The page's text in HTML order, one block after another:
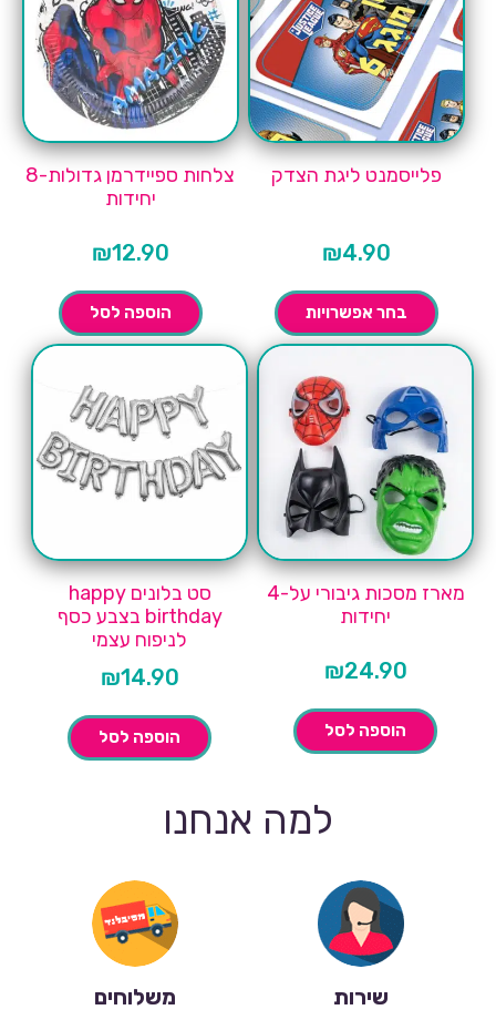
פלייסמנט ליגת הצדק
₪4.90
בחר אפשרויות
צלחות ספיידרמן גדולות-8
יחידות
₪12.90
הוספה לסל
מארז מסכות גיבורי על-4
יחידות
₪24.90
הוספה לסל
סט בלונים happy
birthday בצבע כסף
לניפוח עצמי
₪14.90
הוספה לסל
למה אנחנו
שירות משלוחים